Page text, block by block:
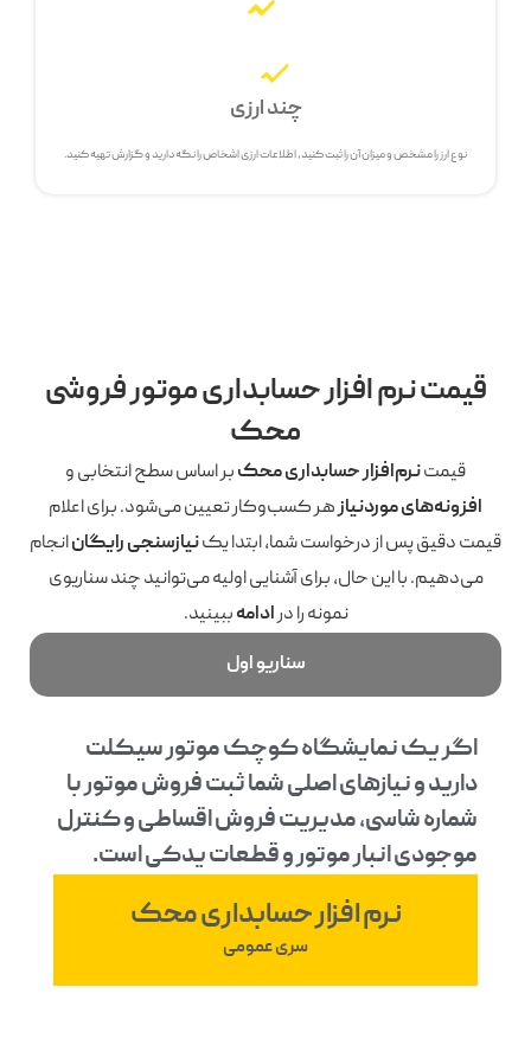
چند ارزی
نوع ارز را مشخص و میزان آن را ثبت کنید، اطلاعات ارزی اشخاص را نگه دارید و گزارش تهیه کنید.
قیمت نرم افزار حسابداری موتور فروشی
محک
قیمتنرم‌افزار حسابداری محکبر اساس سطح انتخابی و
افزونه‌های موردنیازهر کسب‌وکار تعیین می‌شود. برای اعلام
قیمت دقیق پس از درخواست شما، ابتدا یکنیازسنجی رایگانانجام
می‌دهیم. با این حال، برای آشنایی اولیه می‌توانید چند سناریوی
نمونه را درادامهببینید.
سناریو اول
اگر یک نمایشگاه کوچک موتور سیکلت
دارید و نیازهای اصلی شما ثبت فروش موتور با
شماره شاسی، مدیریت فروش اقساطی و کنترل
موجودی انبار موتور و قطعات یدکی است.
نرم افزار حسابداری محک
سری عمومی